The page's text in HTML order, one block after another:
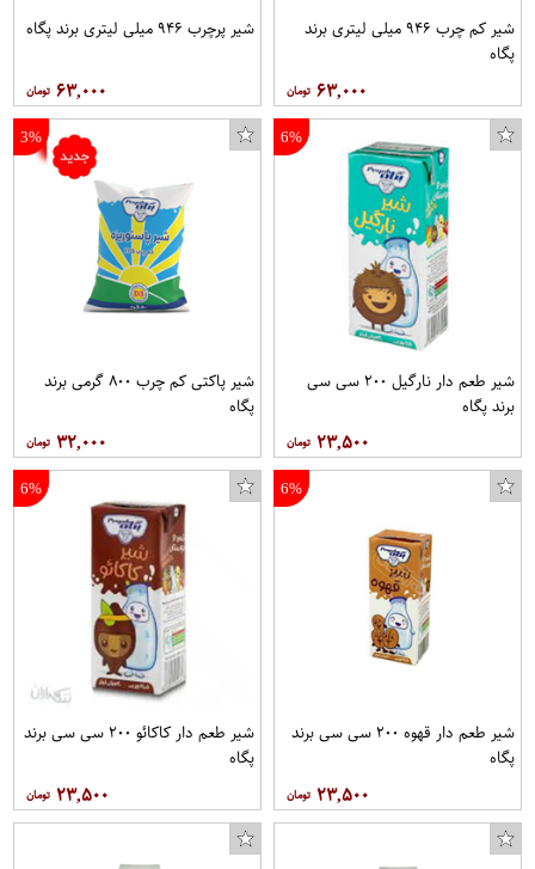
شیر کم چرب ۹۴۶ میلی لیتری برند
پگاه
۶۳,۰۰۰
شیر پرچرب ۹۴۶ میلی لیتری برند پگاه
۶۳,۰۰۰
6%
شیر طعم دار نارگیل ۲۰۰ سی سی
برند پگاه
۲۳,۵۰۰
3%
شیر پاکتی کم چرب ۸۰۰ گرمی برند
پگاه
۳۲,۰۰۰
6%
شیر طعم دار قهوه ۲۰۰ سی سی برند
پگاه
۲۳,۵۰۰
6%
شیر طعم دار کاکائو ۲۰۰ سی سی برند
پگاه
۲۳,۵۰۰